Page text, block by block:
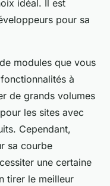
idéal. Il est
pour sa
modules que vous
à
de grands volumes
les sites avec
Cependant,
sa courbe
une certaine
tirer le meilleur